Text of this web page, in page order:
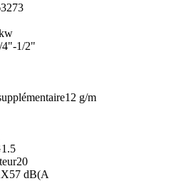
4"-1/2"
12 g/m
20
57 dB(A